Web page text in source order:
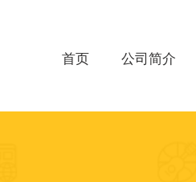
首页 公司简介